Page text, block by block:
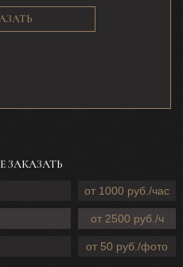
от 1000 руб./час
от 2500 руб./ч
от 50 руб./фото